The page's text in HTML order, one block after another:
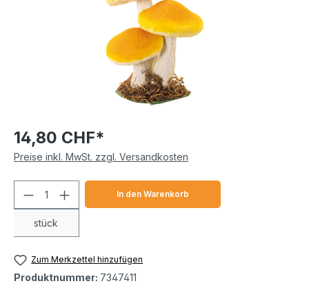
14,80 CHF*
Preise inkl. MwSt. zzgl. Versandkosten
Produkt Anzahl: Gib den
stück
In den Warenkorb
Zum Merkzettel hinzufügen
Produktnummer: 7347411